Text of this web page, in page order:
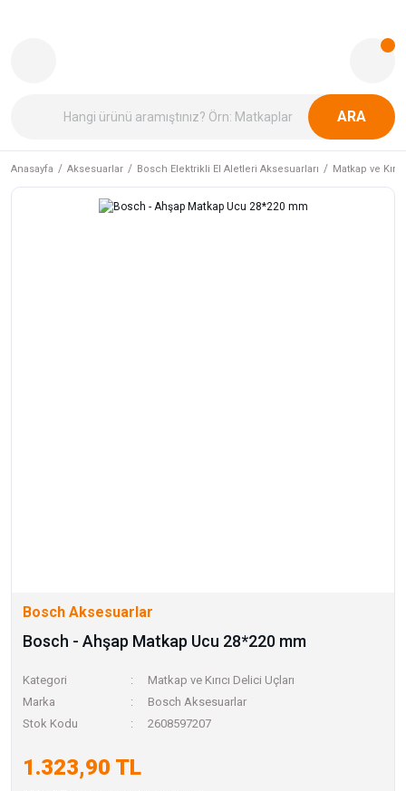
ARA
Anasayfa Aksesuarlar Bosch Elektrikli El Aletleri Aksesuarları Matkap ve
Bosch Aksesuarlar
Bosch - Ahşap Matkap Ucu 28*220 mm
Kategori
Matkap ve Kırıcı Delici Uçları
Marka
Bosch Aksesuarlar
Stok Kodu
2608597207
1.323,90 TL